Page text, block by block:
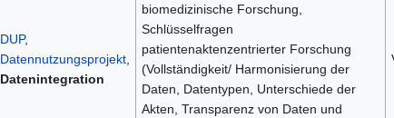
DUP,
Datennutzungsprojekt,
Datenintegration
biomedizinische Forschung,
Schlüsselfragen
patientenaktenzentrierter Forschung
(Vollständigkeit/ Harmonisierung der
Daten, Datentypen, Unterschiede der
Akten, Transparenz von Daten und